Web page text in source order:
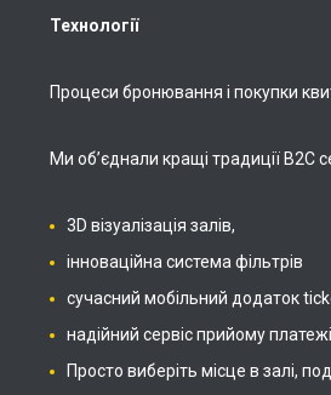
Технології
Процеси бронювання і покупки
Ми об’єднали кращі традиції B2C
3D візуалізація залів,
інноваційна система фільтрів
сучасний мобільний додаток
надійний сервіс прийому
Просто виберіть місце в залі,